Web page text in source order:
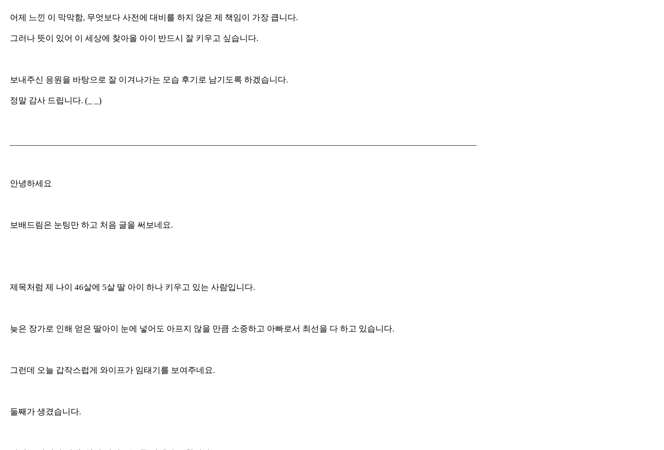
어제 느낀 이 막막함, 무엇보다 사전에 대비를 하지 않은 제 책임이 가장 큽니다.
그러나 뜻이 있어 이 세상에 찾아올 아이 반드시 잘 키우고 싶습니다.
보내주신 응원을 바탕으로 잘 이겨나가는 모습 후기로 남기도록 하겠습니다.
정말 감사 드립니다. (_ _)
안녕하세요
보배드림은 눈팅만 하고 처음 글을 써보네요.
제목처럼 제 나이 46살에 5살 딸 아이 하나 키우고 있는 사람입니다.
늦은 장가로 인해 얻은 딸아이 눈에 넣어도 아프지 않을 만큼 소중하고 아빠로서 최선을 다 하고 있습니다.
그런데 오늘 갑작스럽게 와이프가 임태기를 보여주네요.
둘째가 생겼습니다.